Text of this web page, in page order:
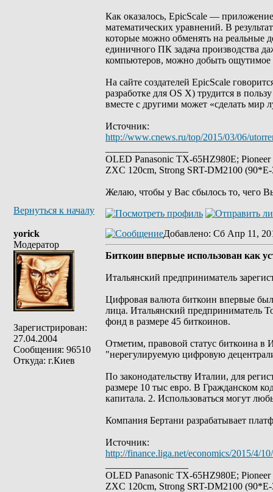
Как оказалось, EpicScale —
математических уравнений. В
которые можно обменять на реальные
единичного ПК задача производства
компьютеров, можно добыть ощутимое
На сайте создателей EpicScale
разработке для OS X) трудится в
вместе с другими может «сделать мир
Источник:
http://www.cnews.ru/top/2015/03/06/
OLED Panasonic TX-65HZ980E;
ZXC 120cm, Strong SRT-DM2100
Желаю, чтобы у Вас сбылось то, чего
Вернуться к началу
yorick
Модератор
Зарегистрирован:
27.04.2004
Сообщения: 96510
Откуда: г.Киев
Добавлено: Сб Апр 11,
Биткоин впервые использован как
Итальянский предприниматель
Цифровая валюта биткоин впервые
лица. Итальянский предприниматель
фонд в размере 45 биткоинов.
Отметим, правовой статус биткоина в
"нерегулируемую цифровую
По законодательству Италии, для
размере 10 тыс евро. В Гражданском
капитала. 2. Использоваться могут
Компания Бертани разрабатывает
Источник:
http://finance.liga.net/economics/2015/4/
OLED Panasonic TX-65HZ980E;
ZXC 120cm, Strong SRT-DM2100